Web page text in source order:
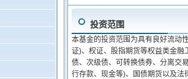
投资范围
本基金的投资范围为具有良好流动
证)、权证、股指期货等权益类金融
债、次级债、可转换债券、分离交
行存款、现金等)、国债期货以及